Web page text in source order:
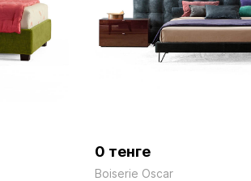
0 тенге
Boiserie Oscar